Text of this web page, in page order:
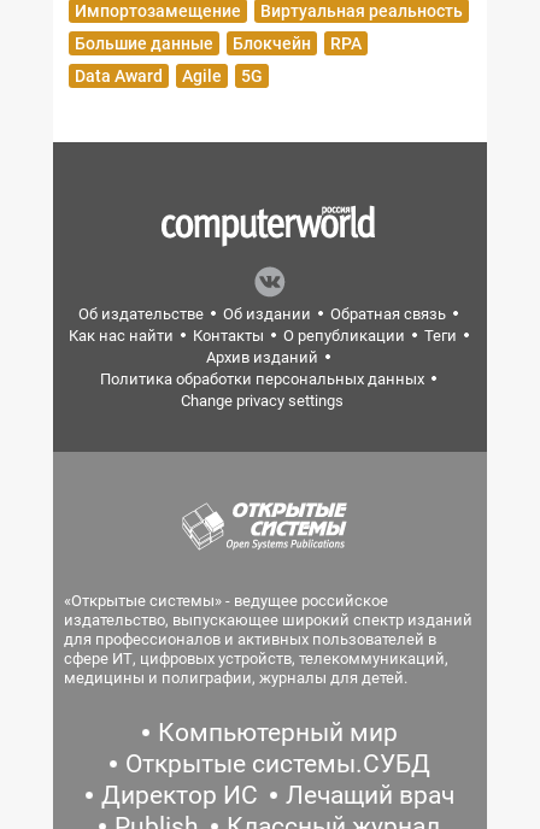
Импортозамещение
Виртуальная реальность
Большие данные
Блокчейн
RPA
Data Award
Agile 5G
Об издательстве Об издании
Обратная связь
Как нас найти
Контакты О републикации
Теги
Архив изданий
Политика обработки персональных данных
Change privacy settings
«Открытые системы» - ведущее российское
издательство, выпускающее широкий спектр изданий
для профессионалов и активных пользователей в
сфере ИТ, цифровых устройств, телекоммуникаций,
медицины и полиграфии, журналы для детей.
Компьютерный мир
Открытые системы.СУБД
Директор ИС
Лечащий врач